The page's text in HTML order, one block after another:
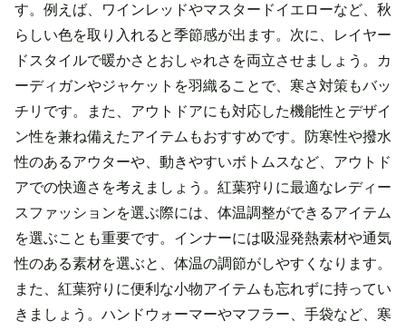
す。例えば、ワインレッドやマスタードイエローなど、秋
らしい色を取り入れると季節感が出ます。次に、レイヤー
ドスタイルで暖かさとおしゃれさを両立させましょう。カ
ーディガンやジャケットを羽織ることで、寒さ対策もバッ
チリです。また、アウトドアにも対応した機能性とデザイ
ン性を兼ね備えたアイテムもおすすめです。防寒性や撥水
性のあるアウターや、動きやすいボトムスなど、アウトド
アでの快適さを考えましょう。紅葉狩りに最適なレディー
スファッションを選ぶ際には、体温調整ができるアイテム
を選ぶことも重要です。インナーには吸湿発熱素材や通気
性のある素材を選ぶと、体温の調節がしやすくなります。
また、紅葉狩りに便利な小物アイテムも忘れずに持ってい
きましょう。ハンドウォーマーやマフラー、手袋など、寒